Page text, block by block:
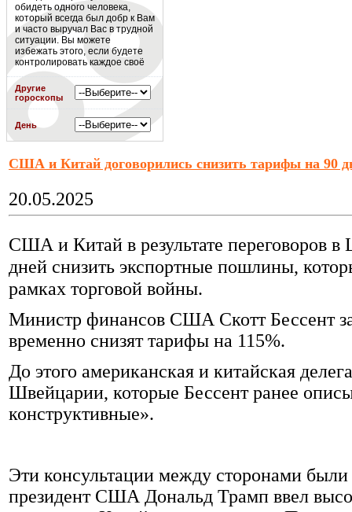
обидеть одного человека,
который всегда был добр к Вам
и часто выручал Вас в трудной
ситуации. Вы можете
избежать этого, если будете
контролировать каждое своё
слово. Общайтесь с этим
человеком на нейтральные
темы, чтобы не затронуть
болезненные для Вас сферы,
в которых Вы взорвётесь и
потеряете контроль.
Подробнее»
Другие
гороскопы
День
США и Китай договорились снизить тарифы на 90
20.05.2025
США и Китай в результате переговоров
дней снизить экспортные пошлины,
рамках торговой войны.
Министр финансов США Скотт Бессент
временно снизят тарифы на 115%.
До этого американская и китайская
Швейцарии, которые Бессент ранее
конструктивные».
Эти консультации между сторонами
президент США Дональд Трамп ввел